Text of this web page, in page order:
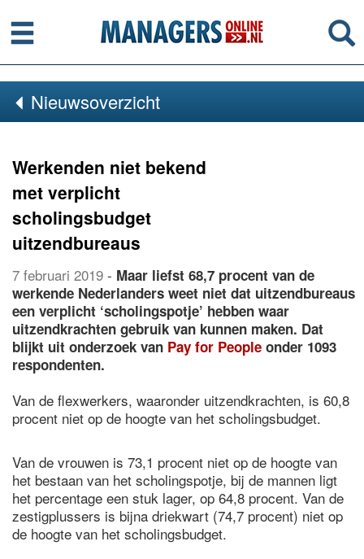
Menu
Nieuwsoverzicht
Werkenden niet bekend
met verplicht
scholingsbudget
uitzendbureaus
7 februari 2019 - Maar liefst 68,7 procent van de
werkende Nederlanders weet niet dat uitzendbureaus
een verplicht ‘scholingspotje’ hebben waar
uitzendkrachten gebruik van kunnen maken. Dat
blijkt uit onderzoek van Pay for People onder 1093
respondenten.
Van de flexwerkers, waaronder uitzendkrachten, is 60,8
procent niet op de hoogte van het scholingsbudget.
Van de vrouwen is 73,1 procent niet op de hoogte van
het bestaan van het scholingspotje, bij de mannen ligt
het percentage een stuk lager, op 64,8 procent. Van de
zestigplussers is bijna driekwart (74,7 procent) niet op
de hoogte van het scholingsbudget.